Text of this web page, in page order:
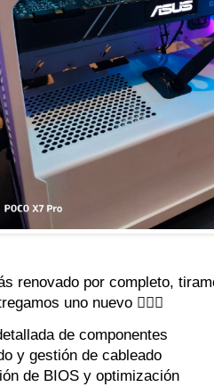
renovado por completo,
uno nuevo 👌🏼😎
de componentes
y gestión de cableado
de BIOS y optimización